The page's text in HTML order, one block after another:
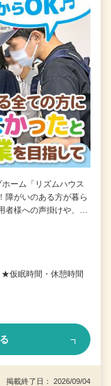
ーム「リズムハウス
障がいのある方が暮ら
者様への声掛けや、…
仮眠時間・休憩時間
載終了日： 2026/09/04